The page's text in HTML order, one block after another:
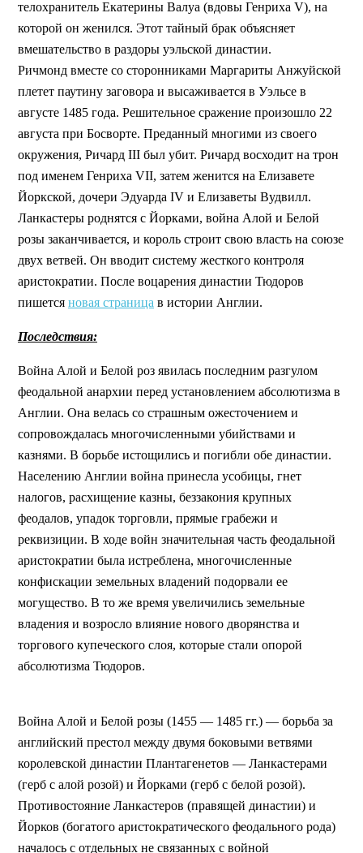
телохранитель Екатерины Валуа (вдовы Генриха V), на
которой он женился. Этот тайный брак объясняет
вмешательство в раздоры уэльской династии.
Ричмонд вместе со сторонниками Маргариты Анжуйской
плетет паутину заговора и высаживается в Уэльсе в
августе 1485 года. Решительное сражение произошло 22
августа при Босворте. Преданный многими из своего
окружения, Ричард III был убит. Ричард восходит на трон
под именем Генриха VII, затем женится на Елизавете
Йоркской, дочери Эдуарда IV и Елизаветы Вудвилл.
Ланкастеры роднятся с Йорками, война Алой и Белой
розы заканчивается, и король строит свою власть на союзе
двух ветвей. Он вводит систему жесткого контроля
аристократии. После воцарения династии Тюдоров
пишется новая страница в истории Англии.
Последствия:
Война Алой и Белой роз явилась последним разгулом
феодальной анархии перед установлением абсолютизма в
Англии. Она велась со страшным ожесточением и
сопровождалась многочисленными убийствами и
казнями. В борьбе истощились и погибли обе династии.
Населению Англии война принесла усобицы, гнет
налогов, расхищение казны, беззакония крупных
феодалов, упадок торговли, прямые грабежи и
реквизиции. В ходе войн значительная часть феодальной
аристократии была истреблена, многочисленные
конфискации земельных владений подорвали ее
могущество. В то же время увеличились земельные
владения и возросло влияние нового дворянства и
торгового купеческого слоя, которые стали опорой
абсолютизма Тюдоров.
Война Алой и Белой розы (1455 — 1485 гг.) — борьба за
английский престол между двумя боковыми ветвями
королевской династии Плантагенетов — Ланкастерами
(герб с алой розой) и Йорками (герб с белой розой).
Противостояние Ланкастеров (правящей династии) и
Йорков (богатого аристократического феодального рода)
началось с отдельных не связанных с войной